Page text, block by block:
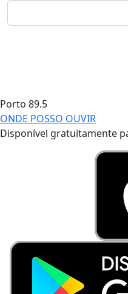
Porto 89.5
ONDE POSSO OUVIR
Disponível gratuitamente